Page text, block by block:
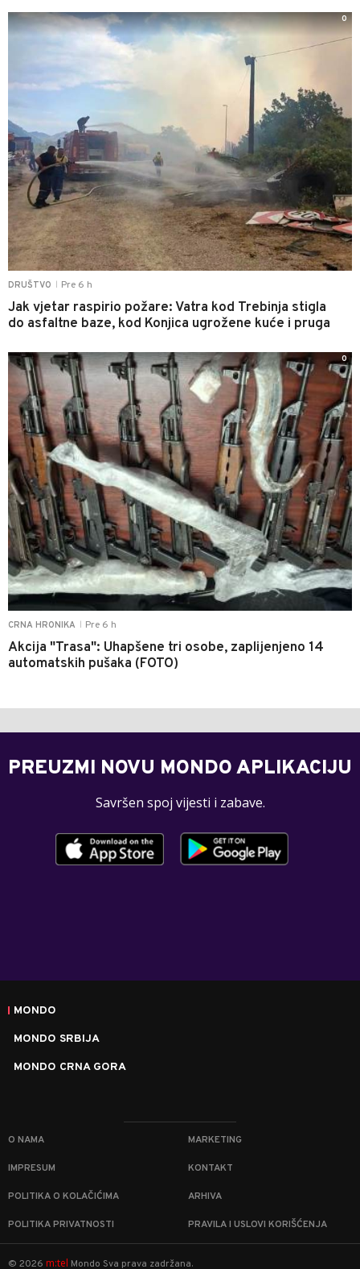
DRUŠTVO Pre 6 h
Jak vjetar raspirio požare: Vatra kod Trebinja stigla
do asfaltne baze, kod Konjica ugrožene kuće i pruga
0
CRNA HRONIKA Pre 6 h
Akcija "Trasa": Uhapšene tri osobe, zaplijenjeno 14
automatskih pušaka (FOTO)
0
PREUZMI NOVU MONDO APLIKACIJU
Savršen spoj vijesti i zabave.
MONDO
MONDO SRBIJA
MONDO CRNA GORA
O NAMA MARKETING
IMPRESUM KONTAKT
POLITIKA O KOLAČIĆIMA ARHIVA
POLITIKA PRIVATNOSTI PRAVILA I USLOVI KORIŠĆENJA
© 2026 m:tel Mondo Sva prava zadržana.